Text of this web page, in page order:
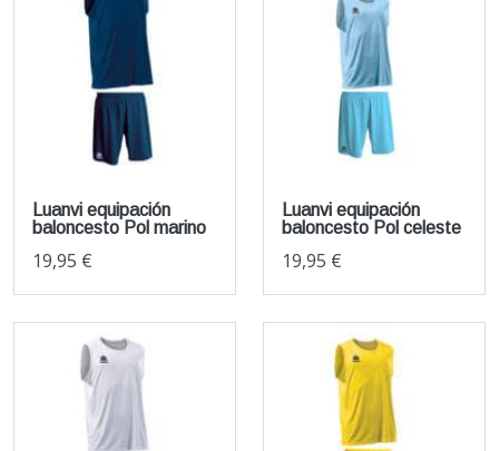
Luanvi equipación
baloncesto Pol marino
19,95 €
Luanvi equipación
baloncesto Pol celeste
19,95 €